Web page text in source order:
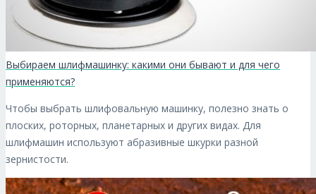
Выбираем шлифмашинку: какими они бывают и для чего
применяются?
Чтобы выбрать шлифовальную машинку, полезно знать о
плоских, роторных, планетарных и других видах. Для
шлифмашин используют абразивные шкурки разной
зернистости.